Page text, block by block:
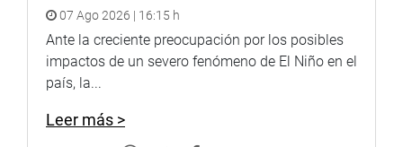
PROTECCIÓN A LA INFANCIA
07 Ago 2026 | 16:15 h
Ante la creciente preocupación por los posibles
impactos de un severo fenómeno de El Niño en el
país, la...
Leer más >